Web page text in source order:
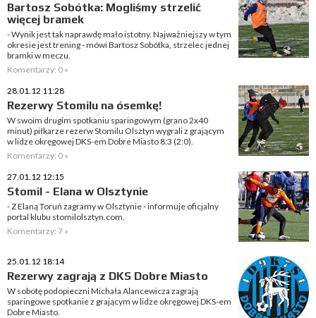
Bartosz Sobótka: Mogliśmy strzelić
więcej bramek
- Wynik jest tak naprawdę mało istotny. Najważniejszy w tym
okresie jest trening - mówi Bartosz Sobótka, strzelec jednej
bramki w meczu.
Komentarzy: 0 »
28.01.12 11:28
Rezerwy Stomilu na ósemkę!
W swoim drugim spotkaniu sparingowym (grano 2x40
minut) piłkarze rezerw Stomilu Olsztyn wygrali z grającym
w lidze okręgowej DKS-em Dobre Miasto 8:3 (2:0).
Komentarzy: 0 »
27.01.12 12:15
Stomil - Elana w Olsztynie
- Z Elaną Toruń zagramy w Olsztynie - informuje oficjalny
portal klubu stomilolsztyn.com.
Komentarzy: 7 »
25.01.12 18:14
Rezerwy zagrają z DKS Dobre Miasto
W sobotę podopieczni Michała Alancewicza zagrają
sparingowe spotkanie z grającym w lidze okręgowej DKS-em
Dobre Miasto.